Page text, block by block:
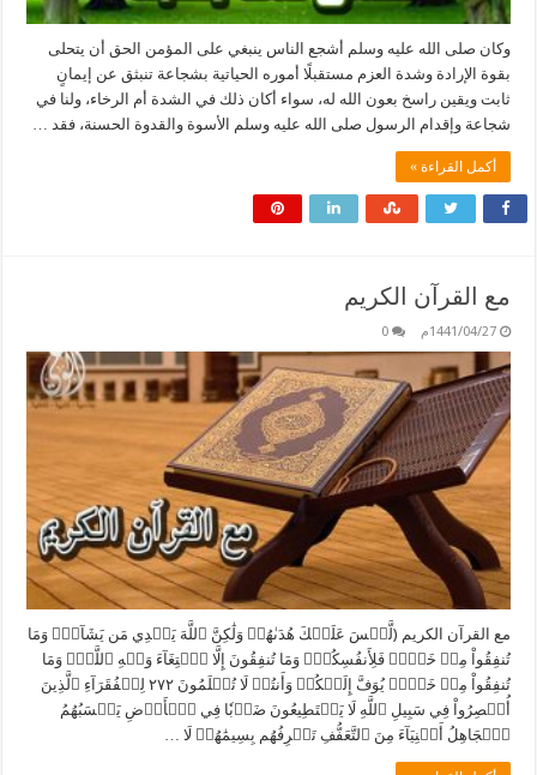
وكان صلى الله عليه وسلم أشجع الناس ينبغي على المؤمن الحق أن يتحلى
بقوة الإرادة وشدة العزم مستقبلًا أموره الحياتية بشجاعة تنبثق عن إيمانٍ
ثابت ويقين راسخ بعون الله له، سواء أكان ذلك في الشدة أم الرخاء، ولنا في
شجاعة وإقدام الرسول صلى الله عليه وسلم الأسوة والقدوة الحسنة، فقد …
أكمل القراءة »
مع القرآن الكريم
1441/04/27م 0
مع القرآن الكريم (لَّيۡسَ عَلَيۡكَ هُدَىٰهُمۡ وَلَٰكِنَّ ٱللَّهَ يَهۡدِي مَن يَشَآءُۗ وَمَا
تُنفِقُواْ مِنۡ خَيۡرٖ فَلِأَنفُسِكُمۡۚ وَمَا تُنفِقُونَ إِلَّا ٱبۡتِغَآءَ وَجۡهِ ٱللَّهِۚ وَمَا
تُنفِقُواْ مِنۡ خَيۡرٖ يُوَفَّ إِلَيۡكُمۡ وَأَنتُمۡ لَا تُظۡلَمُونَ ٢٧٢ لِلۡفُقَرَآءِ ٱلَّذِينَ
أُحۡصِرُواْ فِي سَبِيلِ ٱللَّهِ لَا يَسۡتَطِيعُونَ ضَرۡبٗا فِي ٱلۡأَرۡضِ يَحۡسَبُهُمُ
ٱلۡجَاهِلُ أَغۡنِيَآءَ مِنَ ٱلتَّعَفُّفِ تَعۡرِفُهُم بِسِيمَٰهُمۡ لَا …